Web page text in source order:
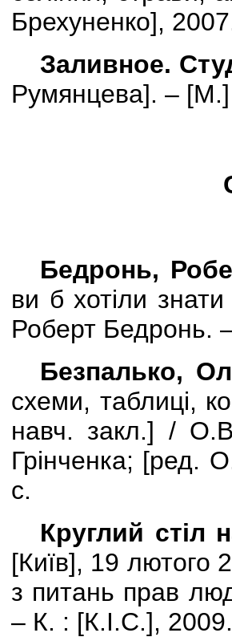
Брехуненко],
Заливное.
Румянцева]. –
Бедронь,
ви б хотіли
Роберт Бедронь.
Безпалько,
схеми, таблиці,
навч. закл.] /
Грінченка; [ред.
с.
Круглий стіл
[Київ], 19 лютого
з питань прав
– К. : [К.І.С.],